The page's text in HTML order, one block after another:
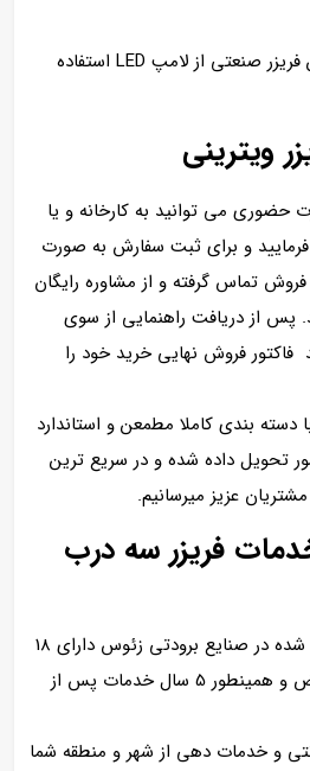
برای نورپردازی داخلی این فریزر صنعتی از لامپ LED استفاده
ویترینی
می توانید به کارخانه و یا
و برای ثبت سفارش به صورت
تماس گرفته و از مشاوره رایگان
پس از دریافت راهنمایی از سوی
فاکتور فروش نهایی خرید خود را
دسته بندی کاملا مطمعن و استاندارد
تحویل داده شده و در سریع ترین
عزیز میرسانیم.
فریزر سه درب
تمامی دستگاه های تولید شده در صنایع برودتی زئوس دارای 18
ماه ضمانت تعمیر و تعویض و همینطور 5 سال خدمات پس از
و خدمات دهی از شهر و منطقه شما